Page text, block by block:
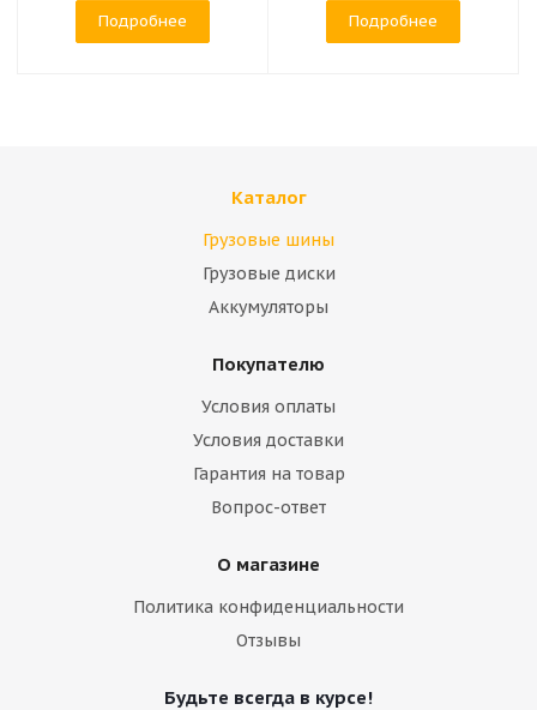
Подробнее Подробнее
Каталог
Грузовые шины
Грузовые диски
Аккумуляторы
Покупателю
Условия оплаты
Условия доставки
Гарантия на товар
Вопрос-ответ
О магазине
Политика конфиденциальности
Отзывы
Будьте всегда в курсе!